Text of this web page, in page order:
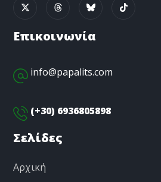
Επικοινωνία
info@papalits.com
(+30) 6936805898
Σελίδες
Αρχική